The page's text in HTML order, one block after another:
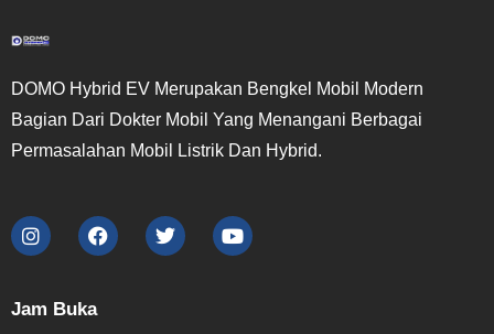
DOMO Hybrid EV Merupakan Bengkel Mobil Modern
Bagian Dari Dokter Mobil Yang Menangani Berbagai
Permasalahan Mobil Listrik Dan Hybrid.
Jam Buka